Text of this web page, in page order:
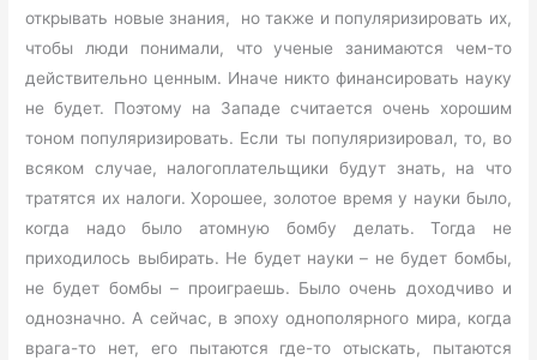
открывать новые знания, но также и популяризировать их,
чтобы люди понимали, что ученые занимаются чем-то
действительно ценным. Иначе никто финансировать науку
не будет. Поэтому на Западе считается очень хорошим
тоном популяризировать. Если ты популяризировал, то, во
всяком случае, налогоплательщики будут знать, на что
тратятся их налоги. Хорошее, золотое время у науки было,
когда надо было атомную бомбу делать. Тогда не
приходилось выбирать. Не будет науки – не будет бомбы,
не будет бомбы – проиграешь. Было очень доходчиво и
однозначно. А сейчас, в эпоху однополярного мира, когда
врага-то нет, его пытаются где-то отыскать, пытаются